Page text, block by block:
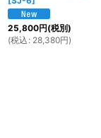
25,800円(税別)
(税込 : 28,380円)